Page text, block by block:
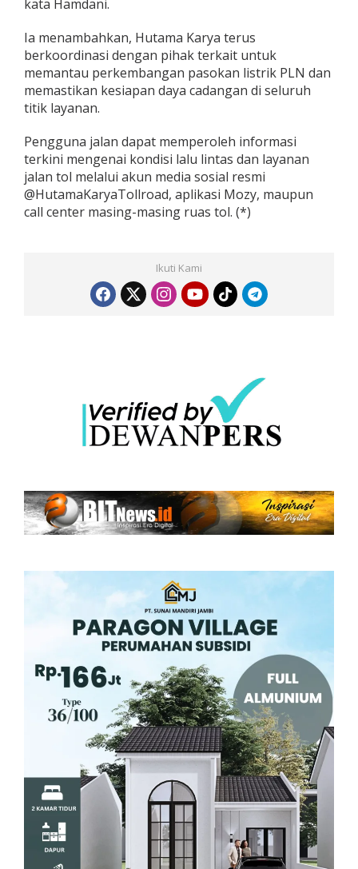
kata Hamdani.
Ia menambahkan, Hutama Karya terus
berkoordinasi dengan pihak terkait untuk
memantau perkembangan pasokan listrik PLN dan
memastikan kesiapan daya cadangan di seluruh
titik layanan.
Pengguna jalan dapat memperoleh informasi
terkini mengenai kondisi lalu lintas dan layanan
jalan tol melalui akun media sosial resmi
@HutamaKaryaTollroad, aplikasi Mozy, maupun
call center masing-masing ruas tol. (*)
Ikuti Kami